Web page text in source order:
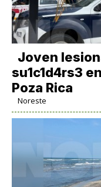
Joven
su1c1d4rs3
Poza Rica
Noreste